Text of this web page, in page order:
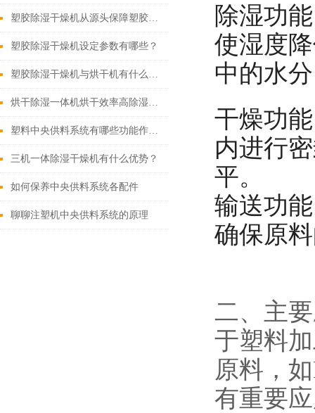
塑胶除湿干燥机从源头保障塑胶制品品质
塑胶除湿干燥机设定参数有哪些？
塑胶除湿干燥机与烘干机有什么区别？
烘干除湿一体机烘干效率高除湿效果好
塑料中央供料系统有哪些功能作用？
三机一体除湿干燥机有什么优势？
如何保养中央供料系统各配件
聊聊注塑机中央供料系统的原理
除湿功
使湿度
中的水
干燥功
内进行
平。
输送功
确保原
二、主
于塑料
原料，
有重要